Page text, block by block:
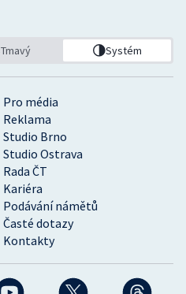
Pro média
Reklama
Studio Brno
Studio Ostrava
Rada ČT
Kariéra
Podávání námětů
Časté dotazy
Kontakty
Tmavý Systém